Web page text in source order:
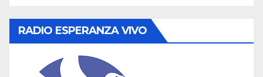
RADIO ESPERANZA VIVO